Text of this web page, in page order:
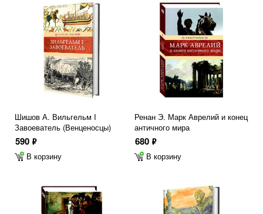
Шишов А. Вильгельм I
Завоеватель (Венценосцы)
590 ф
В корзину
Ренан Э. Марк Аврелий и конец
античного мира
680 ф
В корзину